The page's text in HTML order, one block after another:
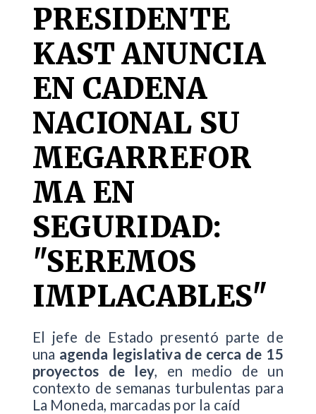
PRESIDENTE
KAST ANUNCIA
EN CADENA
NACIONAL SU
MEGARREFOR
MA EN
SEGURIDAD:
"SEREMOS
IMPLACABLES"
El jefe de Estado presentó parte de
una agenda legislativa de cerca de 15
proyectos de ley, en medio de un
contexto de semanas turbulentas para
La Moneda, marcadas por la caíd